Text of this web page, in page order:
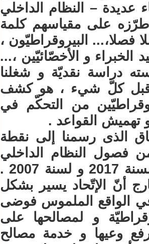
عديدة – النظام الداخلي
طرّزه على مقياسهم كلمة
البيروقراطيّون ،
و الأخصّائيّين ،...
دراسة نقديّة و شغلنا
قبل كلّ شيء ، هو كشف
من التحكّم في
تهميش القواعد .
الذى رسمنا إلى نقطة
فصول النظام الداخلي
لسنة 2021 و حتّى النظام الداخلي لسنة 2017 و لسنة 2007 .
أنّ الإتّحاد يسير بشكل
الواقع الملموس فوضى
و لمصالحها على
وعيها و خدمة مصالح